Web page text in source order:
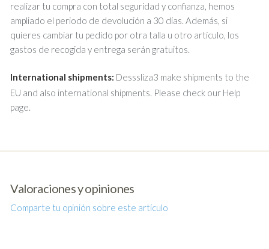
realizar tu compra con total seguridad y confianza, hemos
ampliado el periodo de devolución a 30 días. Además, si
quieres cambiar tu pedido por otra talla u otro artículo, los
gastos de recogida y entrega serán gratuitos.
International shipments: Desssliza3 make shipments to the
EU and also international shipments. Please check our Help
page.
Valoraciones y opiniones
Comparte tu opinión sobre este artículo